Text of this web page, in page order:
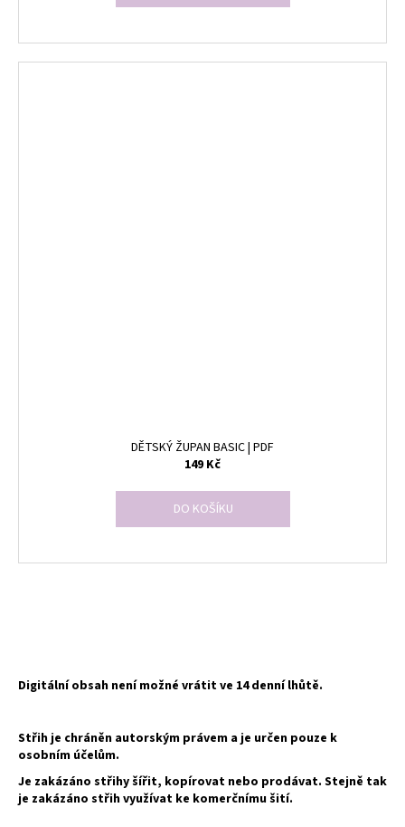
DĚTSKÝ ŽUPAN BASIC | PDF
149 Kč
DO KOŠÍKU
d
c
í
r
v
Digitální obsah není možné vrátit ve 14 denní lhůtě.
Střih je chráněn autorským právem a je určen pouze k
osobním účelům.
Je zakázáno střihy šířit, kopírovat nebo prodávat. Stejně tak
je zakázáno střih využívat ke komerčnímu šití.